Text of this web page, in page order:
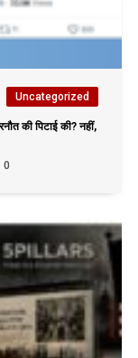
Uncategorized
की पिटाई की? नहीं,
0